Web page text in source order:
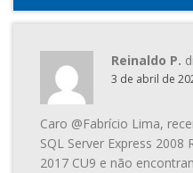
Reinaldo P.
3 de abril de
Caro @Fabrício Lima,
SQL Server Express 2008
2017 CU9 e não